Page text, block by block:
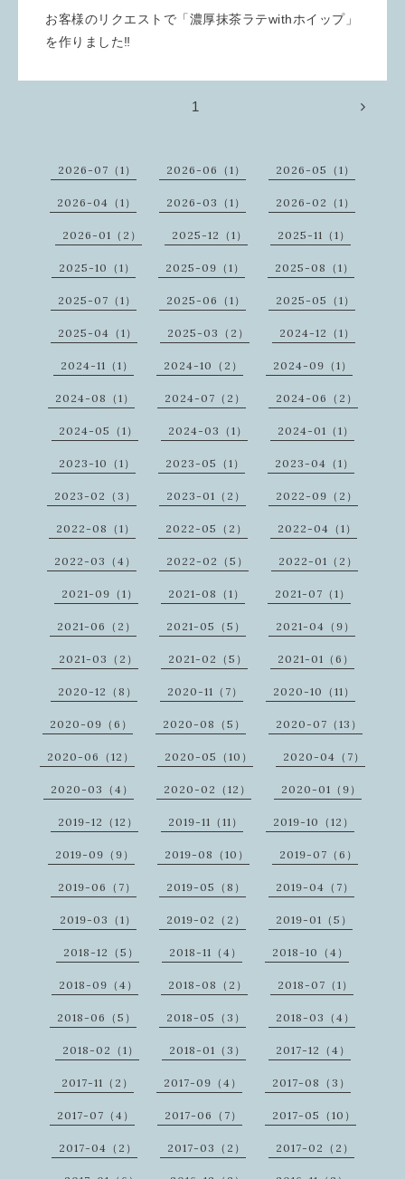
お客様のリクエストで「濃厚抹茶ラテwithホイップ」
を作りました‼️
1
2026-07（1） 2026-06（1） 2026-05（1）
2026-04（1） 2026-03（1） 2026-02（1）
2026-01（2） 2025-12（1） 2025-11（1）
2025-10（1） 2025-09（1） 2025-08（1）
2025-07（1） 2025-06（1） 2025-05（1）
2025-04（1） 2025-03（2） 2024-12（1）
2024-11（1） 2024-10（2） 2024-09（1）
2024-08（1） 2024-07（2） 2024-06（2）
2024-05（1） 2024-03（1） 2024-01（1）
2023-10（1） 2023-05（1） 2023-04（1）
2023-02（3） 2023-01（2） 2022-09（2）
2022-08（1） 2022-05（2） 2022-04（1）
2022-03（4） 2022-02（5） 2022-01（2）
2021-09（1） 2021-08（1） 2021-07（1）
2021-06（2） 2021-05（5） 2021-04（9）
2021-03（2） 2021-02（5） 2021-01（6）
2020-12（8） 2020-11（7） 2020-10（11）
2020-09（6） 2020-08（5） 2020-07（13）
2020-06（12） 2020-05（10） 2020-04（7）
2020-03（4） 2020-02（12） 2020-01（9）
2019-12（12） 2019-11（11） 2019-10（12）
2019-09（9） 2019-08（10） 2019-07（6）
2019-06（7） 2019-05（8） 2019-04（7）
2019-03（1） 2019-02（2） 2019-01（5）
2018-12（5） 2018-11（4） 2018-10（4）
2018-09（4） 2018-08（2） 2018-07（1）
2018-06（5） 2018-05（3） 2018-03（4）
2018-02（1） 2018-01（3） 2017-12（4）
2017-11（2） 2017-09（4） 2017-08（3）
2017-07（4） 2017-06（7） 2017-05（10）
2017-04（2） 2017-03（2） 2017-02（2）